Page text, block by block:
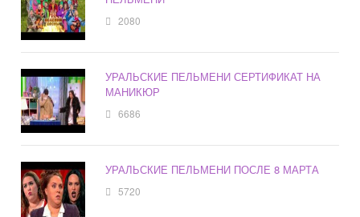
2080
УРАЛЬСКИЕ ПЕЛЬМЕНИ СЕРТИФИКАТ НА
МАНИКЮР
6686
УРАЛЬСКИЕ ПЕЛЬМЕНИ ПОСЛЕ 8 МАРТА
5720